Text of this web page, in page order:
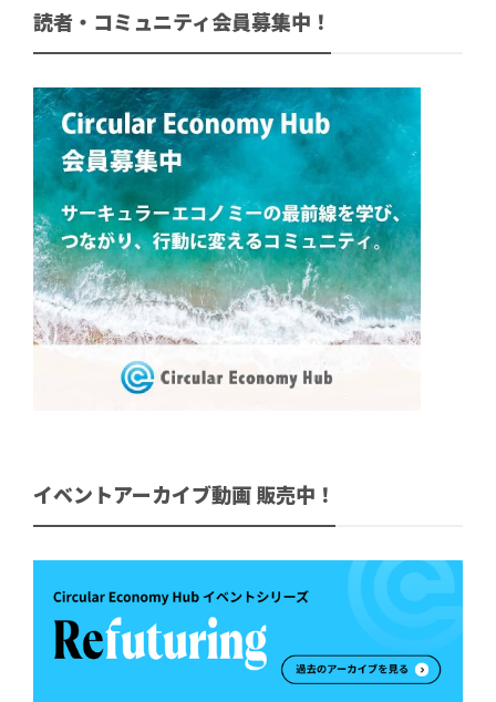
読者・コミュニティ会員募集中！
イベントアーカイブ動画 販売中！